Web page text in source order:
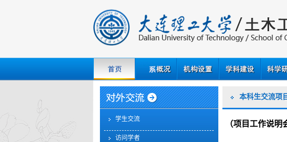
学生交流
访问学者
本科生交流项
（项目工作说